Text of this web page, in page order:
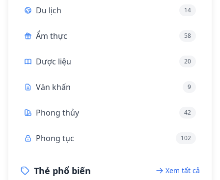
Du lịch 14
Ẩm thực 58
Dược liệu 20
Văn khấn 9
Phong thủy 42
Phong tục 102
Thẻ phổ biến Xem tất cả